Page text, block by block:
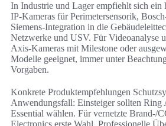
In Industrie und Lager empfiehlt sich ein
IP‑Kameras für Perimetersensorik,
Siemens‑Integration in die
Netzwerke und USV. Für Videoanalyse
Axis‑Kameras mit Milestone oder
Modelle geeignet, immer unter
Vorgaben.
Konkrete Produktempfehlungen
Anwendungsfall: Einsteiger sollten Ring
Essential wählen. Für vernetzte Brand-/